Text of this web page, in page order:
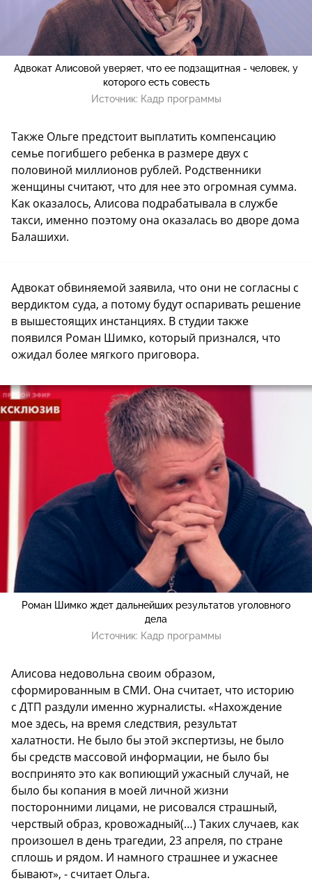
Адвокат Алисовой уверяет, что ее подзащитная - человек, у
которого есть совесть
Источник: Кадр программы
Также Ольге предстоит выплатить компенсацию
семье погибшего ребенка в размере двух с
половиной миллионов рублей. Родственники
женщины считают, что для нее это огромная сумма.
Как оказалось, Алисова подрабатывала в службе
такси, именно поэтому она оказалась во дворе дома
Балашихи.
Адвокат обвиняемой заявила, что они не согласны с
вердиктом суда, а потому будут оспаривать решение
в вышестоящих инстанциях. В студии также
появился Роман Шимко, который признался, что
ожидал более мягкого приговора.
Роман Шимко ждет дальнейших результатов уголовного
дела
Источник: Кадр программы
Алисова недовольна своим образом,
сформированным в СМИ. Она считает, что историю
с ДТП раздули именно журналисты. «Нахождение
мое здесь, на время следствия, результат
халатности. Не было бы этой экспертизы, не было
бы средств массовой информации, не было бы
воспринято это как вопиющий ужасный случай, не
было бы копания в моей личной жизни
посторонними лицами, не рисовался страшный,
черствый образ, кровожадный(…) Таких случаев, как
произошел в день трагедии, 23 апреля, по стране
сплошь и рядом. И намного страшнее и ужаснее
бывают», - считает Ольга.